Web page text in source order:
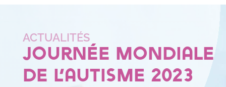
Journée mondiale
de l’autisme 2023